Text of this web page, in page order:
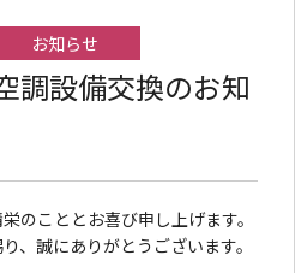
お知らせ
調設備交換のお知
のこととお喜び申し上げます。
、誠にありがとうございます。